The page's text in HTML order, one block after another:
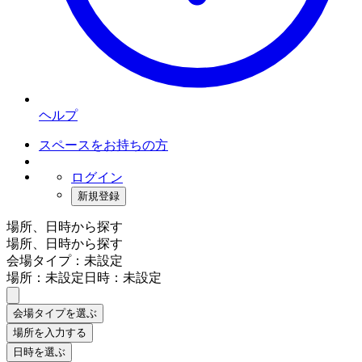
ヘルプ
スペースをお持ちの方
ログイン
新規登録
場所、日時から探す
場所、日時から探す
会場タイプ：未設定
場所：未設定日時：未設定
会場タイプを選ぶ
場所を入力する
日時を選ぶ